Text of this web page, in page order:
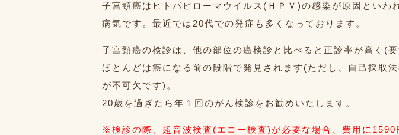
子宮頸癌はヒトパピローマウイルス(ＨＰＶ)の感染が原因とい
病気です。最近では20代での発症も多くなっております。
子宮頸癌の検診は、他の部位の癌検診と比べると正診率が高く(
ほとんどは癌になる前の段階で発見されます(ただし、自己採取
が不可欠です)。
20歳を過ぎたら年１回のがん検診をお勧めいたします。
※検診の際、超音波検査(エコー検査)が必要な場合、費用に1590